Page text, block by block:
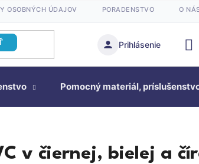
OSOBNÝCH ÚDAJOV PORADENSTVO O
Prihlásenie
Pomocný materiál,
v čiernej, bielej a